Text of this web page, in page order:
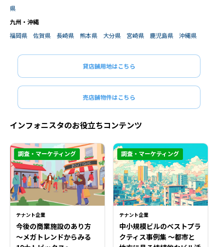
県
九州・沖縄
福岡県
佐賀県 長崎県 熊本県 大分県 宮崎県 鹿児島県 沖縄県
貸店舗用地はこちら
売店舗物件はこちら
インフォニスタのお役立ちコンテンツ
テナント企業
今後の商業施設のあり方
〜メガトレンドからみる
調査・マーケティング
テナント企業
中小規模ビルのベストプラ
クティス事例集 ～都市と
調査・マーケティング